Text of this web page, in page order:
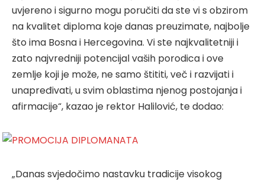
uvjereno i sigurno mogu poručiti da ste vi s obzirom
na kvalitet diploma koje danas preuzimate, najbolje
što ima Bosna i Hercegovina. Vi ste najkvalitetniji i
zato najvredniji potencijal vaših porodica i ove
zemlje koji je može, ne samo štititi, več i razvijati i
unapređivati, u svim oblastima njenog postojanja i
afirmacije“, kazao je rektor Halilović, te dodao:
„Danas svjedočimo nastavku tradicije visokog